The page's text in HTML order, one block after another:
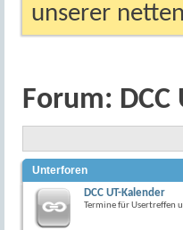
unserer
Forum:
Unterforen
DCC UT-Kalender
Termine für Usertreffen